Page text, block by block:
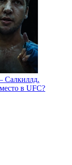
Салкиллд.
в UFC?